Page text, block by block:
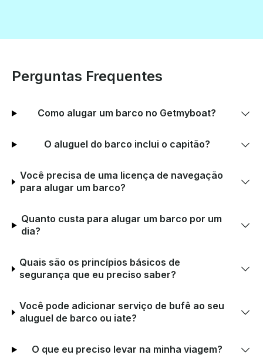
Perguntas Frequentes
Como alugar um barco no Getmyboat?
O aluguel do barco inclui o capitão?
Você precisa de uma licença de navegação
para alugar um barco?
Quanto custa para alugar um barco por um
dia?
Quais são os princípios básicos de
segurança que eu preciso saber?
Você pode adicionar serviço de bufê ao seu
aluguel de barco ou iate?
O que eu preciso levar na minha viagem?